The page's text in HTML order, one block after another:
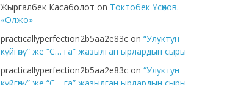
Жыргалбек Касаболот on Токтобек Үсөнов.
«Олжо»
practicallyperfection2b5aa2e83c on “Улуктун
күйгөнү” же “С… га” жазылган ырлардын сыры
practicallyperfection2b5aa2e83c on “Улуктун